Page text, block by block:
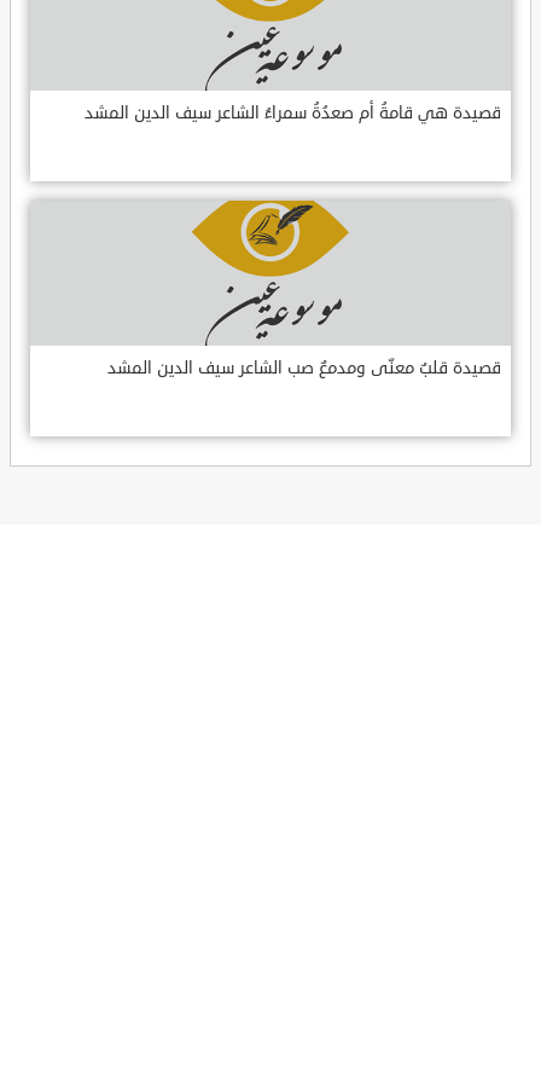
قصيدة هي قامةُ أم صعدُةُ سمراءُ الشاعر سيف الدين المشد
قصيدة قلبٌ معنّى ومدمعٌ صب الشاعر سيف الدين المشد